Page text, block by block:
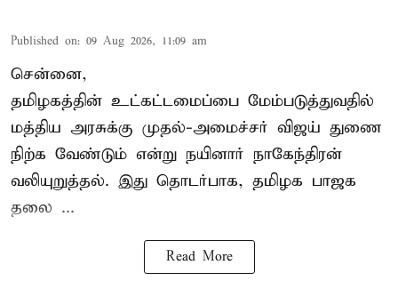
Published on: 09 Aug 2026, 11:09 am
சென்னை,
தமிழகத்தின் உட்கட்டமைப்பை மேம்படுத்துவதில்
மத்திய அரசுக்கு முதல்-அமைச்சர் விஜய் துணை
நிற்க வேண்டும் என்று நயினார் நாகேந்திரன்
வலியுறுத்தல். இது தொடர்பாக, தமிழக பாஜக
தலை ...
Read More